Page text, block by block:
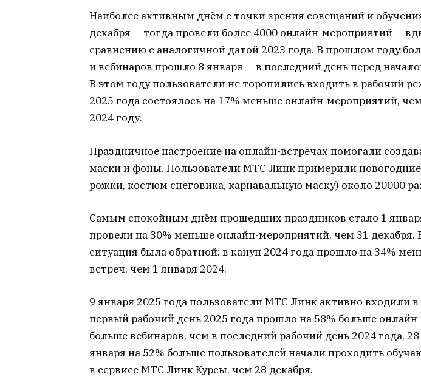
Наиболее активным днём с точки зрения совещаний и
декабря — тогда провели более 4000 онлайн-мероприятий —
сравнению с аналогичной датой 2023 года. В прошлом году
и вебинаров прошло 8 января — в последний день перед
В этом году пользователи не торопились входить в рабочий
2025 года состоялось на 17% меньше онлайн-мероприятий,
2024 году.
Праздничное настроение на онлайн-встречах помогали
маски и фоны. Пользователи МТС Линк примерили
рожки, костюм снеговика, карнавальную маску) около 20000
Самым спокойным днём прошедших праздников стало 1
провели на 30% меньше онлайн-мероприятий, чем 31
ситуация была обратной: в канун 2024 года прошло на 34%
встреч, чем 1 января 2024.
9 января 2025 года пользователи МТС Линк активно входили
первый рабочий день 2025 года прошло на 58% больше
больше вебинаров, чем в последний рабочий день 2024 года,
января на 52% больше пользователей начали проходить
в сервисе МТС Линк Курсы, чем 28 декабря.